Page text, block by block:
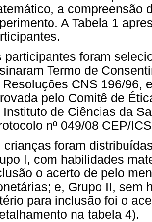
a compreensão
A Tabela 1
participantes foram
Termo de
Resoluções CNS 196/96,
pelo Comitê de
Instituto de Ciências da
nº 049/08 CEP/
crianças foram
I, com habilidades
o acerto de pelo
e, Grupo II, sem
para inclusão foi o
na tabela 4).